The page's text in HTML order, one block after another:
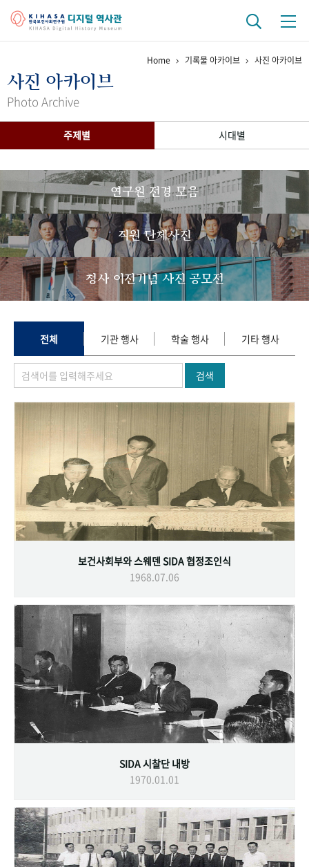
걸어온 길 기관 변천사
간행물 변천사
기록물 아카이브
사진 아카이브 문서 기록물 행정박물 영상 기록물
50+1 주년 기념
성과 50선 숫자로 보는 50년
세계와 함께 한 KIHASA
VR 역사관
Home 기록물 아카이브 사진 아카이브
사진 아카이브
Photo Archive
주제별 시대별
연구원 전경 모음
직원 단체사진
청사 이전기념 사진 공모전
전체 기관 행사 학술 행사 기타 행사
검색
보건사회부와 스웨덴 SIDA 협정조인식
1968.07.06
SIDA 시찰단 내방
1970.01.01